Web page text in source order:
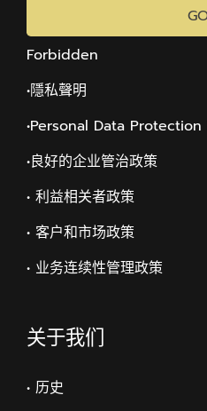
Forbidden
•隱私聲明
•Personal Data Protection
•良好的企业管治政策
• 利益相关者政策
• 客户和市场政策
• 业务连续性管理政策
关于我们
• 历史